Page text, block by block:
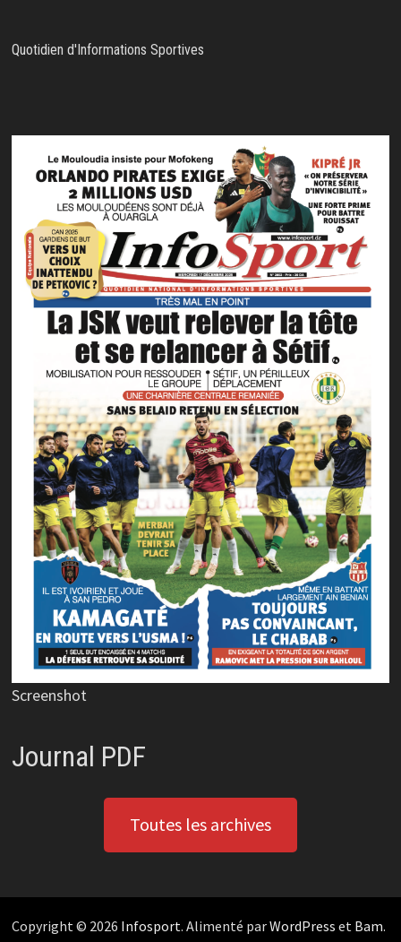
Quotidien d'Informations Sportives
Screenshot
Journal PDF
Toutes les archives
Copyright © 2026 Infosport. Alimenté parWordPress et Bam.